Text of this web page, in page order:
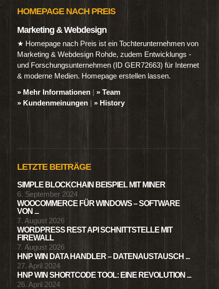
HOMEPAGE NACH PREIS
Marketing & Webdesign
★ Homepage nach Preis ist ein Tochterunternehmen von
Marketing & Webdesign Rohde, zudem Entwicklungs -
und Forschungsunternehmen (ID GER72663) für Internet
& moderne Medien. Homepage erstellen lassen.
» Mehr Informationen | » Team
» Kundenmeinungen | » History
LETZTE BEITRÄGE
SIMPLE BLOCKCHAIN BEISPIEL MIT MINER
6. September 2024
WOOCOMMERCE FÜR WINDOWS – SOFTWARE
VON ...
7. August 2026
WORDPRESS REST API SCHNITTSTELLE MIT
FIREWALL
7. August 2026
HNP WIN DATA HANDLER – DATENAUSTAUSCH ...
27. April 2024
HNP WIN SHORTCODE TOOL: EINE REVOLUTION ...
26. April 2024